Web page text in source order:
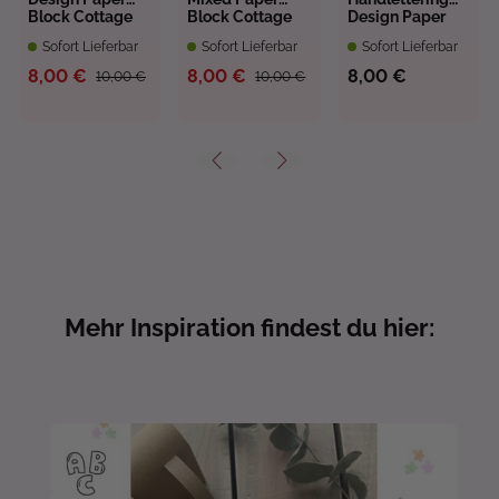
Block Cottage
Sofort Lieferbar
10,00 €
8,00 €
Block Cottage
Sofort Lieferbar
10,00 €
8,00 €
Design Paper
Dreams
Sofort Lieferbar
8,00 €
Mehr Inspiration findest du hier: